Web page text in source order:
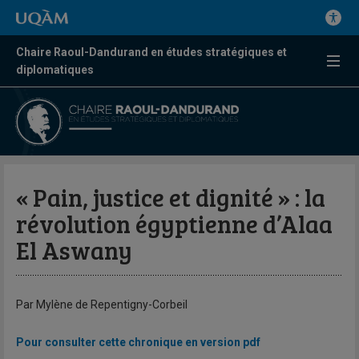
Chaire Raoul-Dandurand en études stratégiques et
diplomatiques
« Pain, justice et dignité » : la
révolution égyptienne d’Alaa
El Aswany
Par Mylène de Repentigny-Corbeil
Pour consulter cette chronique en version pdf